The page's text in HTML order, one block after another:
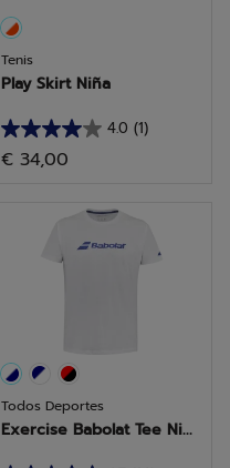
Tenis
Play Skirt Niña
4.0 (1)
4.0
de
€ 34,00
Todos Deportes
Exercise Babolat Tee Ni...